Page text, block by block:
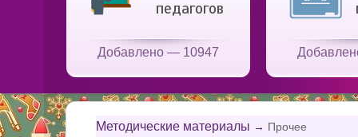
педагогов
Добавлено — 10947
Методические материалы → Прочее